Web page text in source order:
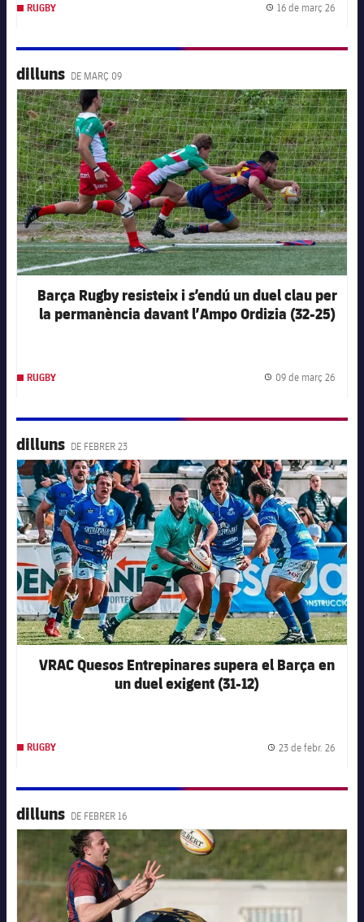
RUGBY Data
16 de març 26
dilluns DE MARÇ 09
FC Barcelona club badge
Barça Rugby resisteix i s’endú un duel clau per
la permanència davant l’Ampo Ordizia (32-25)
RUGBY Data
09 de març 26
dilluns DE FEBRER 23
FC Barcelona club badge
VRAC Quesos Entrepinares supera el Barça en
un duel exigent (31-12)
RUGBY Data
23 de febr. 26
dilluns DE FEBRER 16
FC Barcelona club badge